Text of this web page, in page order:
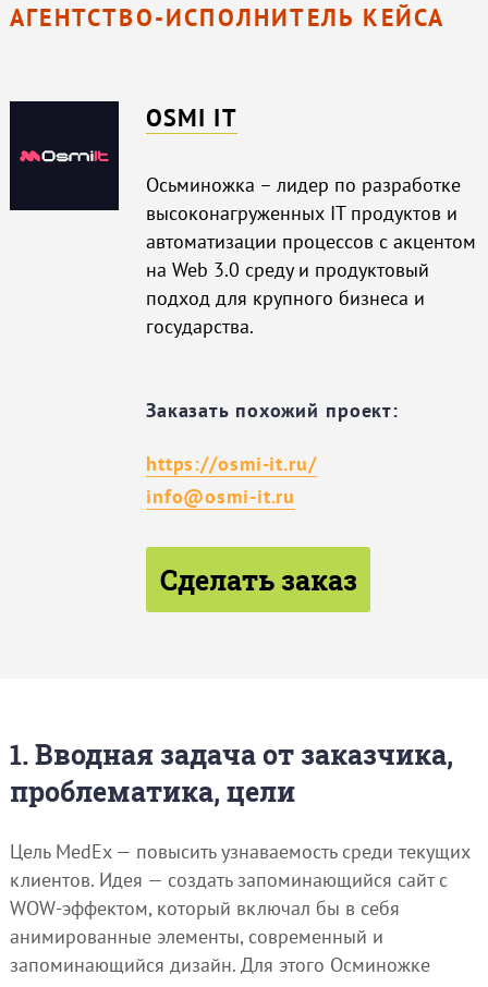
АГЕНТСТВО-ИСПОЛНИТЕЛЬ КЕЙСА
OSMI IT
Осьминожка – лидер по разработке
высоконагруженных IT продуктов и
автоматизации процессов с акцентом
на Web 3.0 среду и продуктовый
подход для крупного бизнеса и
государства.
Заказать похожий проект:
https://osmi-it.ru/
info@osmi-it.ru
Сделать заказ
1. Вводная задача от заказчика,
проблематика, цели
Цель MedEx — повысить узнаваемость среди текущих
клиентов. Идея — создать запоминающийся сайт с
WOW-эффектом, который включал бы в себя
анимированные элементы, современный и
запоминающийся дизайн. Для этого Осминожке